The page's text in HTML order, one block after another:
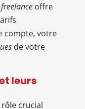
freelance offre
compte, votre
de votre
leurs
crucial